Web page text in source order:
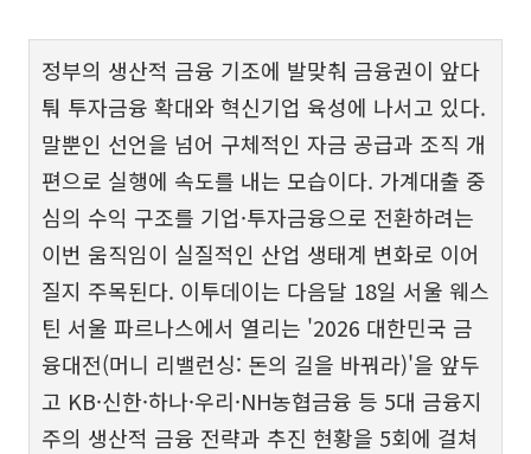
정부의 생산적 금융 기조에 발맞춰 금융권이 앞다
퉈 투자금융 확대와 혁신기업 육성에 나서고 있다.
말뿐인 선언을 넘어 구체적인 자금 공급과 조직 개
편으로 실행에 속도를 내는 모습이다. 가계대출 중
심의 수익 구조를 기업·투자금융으로 전환하려는
이번 움직임이 실질적인 산업 생태계 변화로 이어
질지 주목된다. 이투데이는 다음달 18일 서울 웨스
틴 서울 파르나스에서 열리는 '2026 대한민국 금
융대전(머니 리밸런싱: 돈의 길을 바꿔라)'을 앞두
고 KB·신한·하나·우리·NH농협금융 등 5대 금융지
주의 생산적 금융 전략과 추진 현황을 5회에 걸쳐